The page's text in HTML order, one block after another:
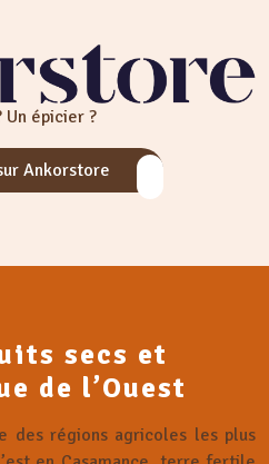
Un épicier ?
Ankorstore
secs et
de l’Ouest
des régions agricoles les plus